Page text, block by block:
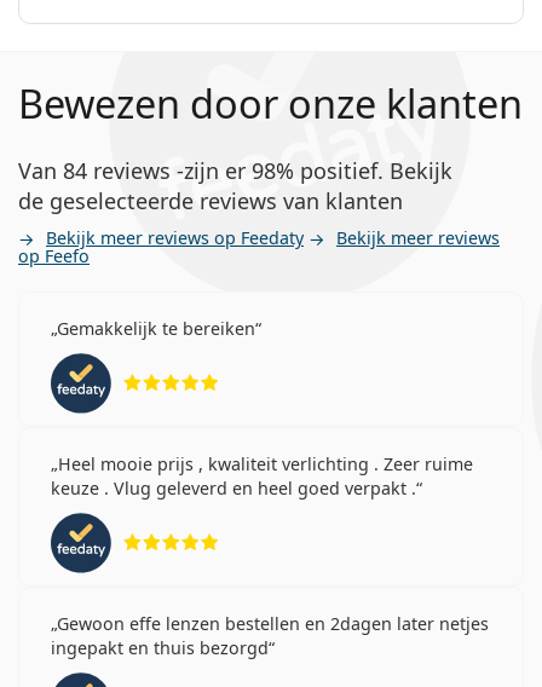
Bewezen door onze klanten
Van 84 reviews -zijn er 98% positief. Bekijk
de geselecteerde reviews van klanten
Bekijk meer reviews op Feedaty Bekijk meer reviews
op Feefo
Gemakkelijk te bereiken
Heel mooie prijs , kwaliteit verlichting . Zeer ruime
keuze . Vlug geleverd en heel goed verpakt .
Gewoon effe lenzen bestellen en 2dagen later netjes
ingepakt en thuis bezorgd